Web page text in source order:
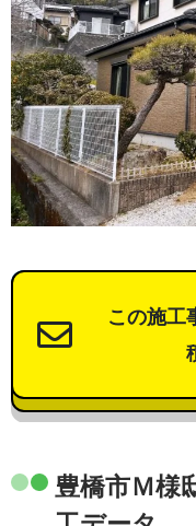
この施工
豊橋市Ｍ